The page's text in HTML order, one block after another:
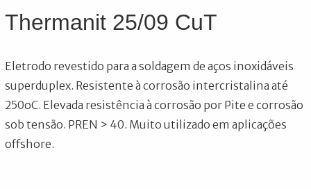
Thermanit 25/09 CuT
Eletrodo revestido para a soldagem de aços inoxidáveis
superduplex. Resistente à corrosão intercristalina até
250oC. Elevada resistência à corrosão por Pite e corrosão
sob tensão. PREN > 40. Muito utilizado em aplicações
offshore.